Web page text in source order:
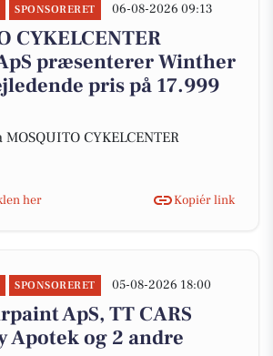
SPONSORERET 06-08-2026 09:13
CYKELCENTER
præsenterer Winther
pris på 17.999
CYKELCENTER
her Kopiér link
SPONSORERET 05-08-2026 18:00
ApS, TT CARS
Apotek og 2 andre